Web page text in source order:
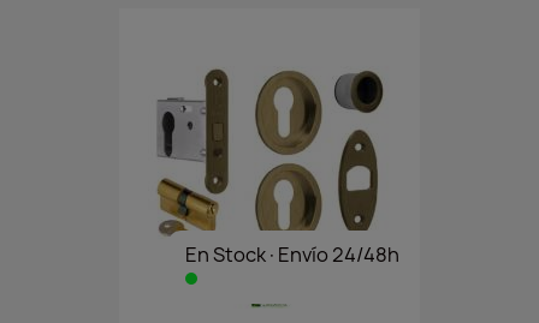
En Stock·Envío 24/48h